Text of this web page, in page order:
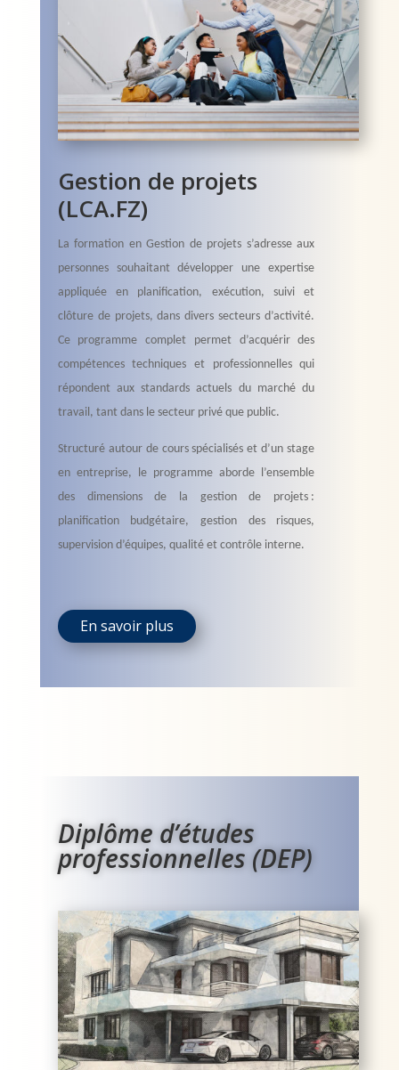
Gestion de projets
(LCA.FZ)
La formation en Gestion de projets s’adresse aux
personnes souhaitant développer une expertise
appliquée en planification, exécution, suivi et
clôture de projets, dans divers secteurs d’activité.
Ce programme complet permet d’acquérir des
compétences techniques et professionnelles qui
répondent aux standards actuels du marché du
travail, tant dans le secteur privé que public.
Structuré autour de cours spécialisés et d’un stage
en entreprise, le programme aborde l’ensemble
des dimensions de la gestion de projets :
planification budgétaire, gestion des risques,
supervision d’équipes, qualité et contrôle interne.
En savoir plus
Diplôme d’études
professionnelles (DEP)